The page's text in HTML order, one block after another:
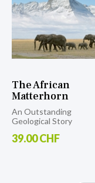
The African
Matterhorn
An Outstanding
Geological Story
39.00 CHF